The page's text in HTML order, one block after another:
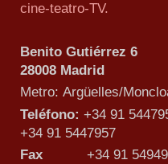
cine-teatro-TV.
Benito Gutiérrez 6
28008 Madrid
Metro: Argüelles/
Teléfono: +34 91
+34 91 5447957
Fax +34 91